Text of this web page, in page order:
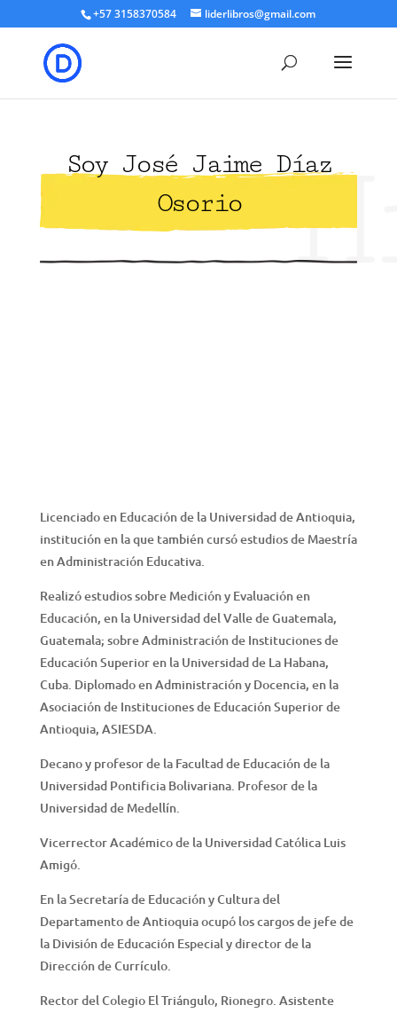
+57 3158370584 liderlibros@gmail.com
Soy José Jaime Díaz
Osorio
Licenciado en Educación de la Universidad de Antioquia,
institución en la que también cursó estudios de Maestría
en Administración Educativa.
Realizó estudios sobre Medición y Evaluación en
Educación, en la Universidad del Valle de Guatemala,
Guatemala; sobre Administración de Instituciones de
Educación Superior en la Universidad de La Habana,
Cuba. Diplomado en Administración y Docencia, en la
Asociación de Instituciones de Educación Superior de
Antioquia, ASIESDA.
Decano y profesor de la Facultad de Educación de la
Universidad Pontificia Bolivariana. Profesor de la
Universidad de Medellín.
Vicerrector Académico de la Universidad Católica Luis
Amigó.
En la Secretaría de Educación y Cultura del
Departamento de Antioquia ocupó los cargos de jefe de
la División de Educación Especial y director de la
Dirección de Currículo.
Rector del Colegio El Triángulo, Rionegro. Asistente